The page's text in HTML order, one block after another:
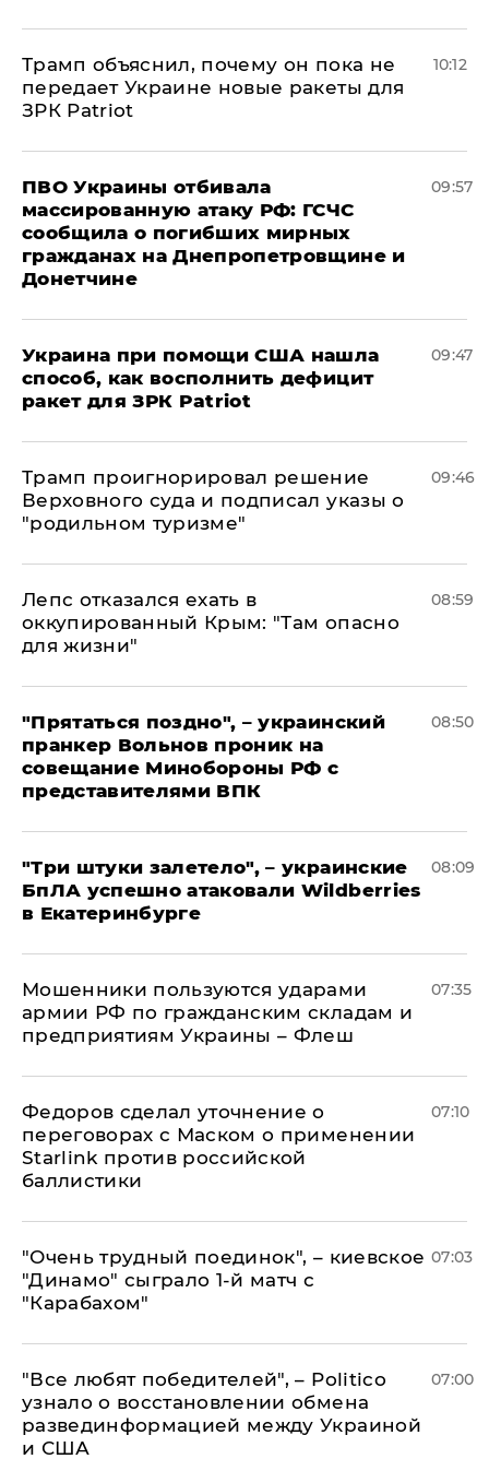
Трамп объяснил, почему он пока не
передает Украине новые ракеты для
ЗРК Patriot
10:12
ПВО Украины отбивала
массированную атаку РФ: ГСЧС
сообщила о погибших мирных
гражданах на Днепропетровщине и
Донетчине
09:57
Украина при помощи США нашла
способ, как восполнить дефицит
ракет для ЗРК Patriot
09:47
Трамп проигнорировал решение
Верховного суда и подписал указы о
"родильном туризме"
09:46
Лепс отказался ехать в
оккупированный Крым: "Там опасно
для жизни"
08:59
"Прятаться поздно", – украинский
пранкер Вольнов проник на
совещание Минобороны РФ с
представителями ВПК
08:50
"Три штуки залетело", – украинские
БпЛА успешно атаковали Wildberries
в Екатеринбурге
08:09
Мошенники пользуются ударами
армии РФ по гражданским складам и
предприятиям Украины – Флеш
07:35
Федоров сделал уточнение о
переговорах с Маском о применении
Starlink против российской
баллистики
07:10
"Очень трудный поединок", – киевское
"Динамо" сыграло 1-й матч с
"Карабахом"
07:03
​"Все любят победителей", – Politico
узнало о восстановлении обмена
развединформацией между Украиной
и США
07:00